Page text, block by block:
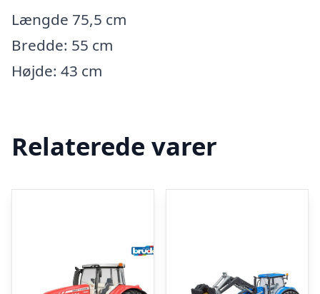
Længde 75,5 cm
Bredde: 55 cm
Højde: 43 cm
Relaterede varer